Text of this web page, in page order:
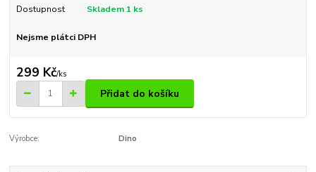
Dostupnost Skladem 1 ks
Nejsme plátci DPH
299 Kč/ks
Přidat do košíku
Výrobce: Dino